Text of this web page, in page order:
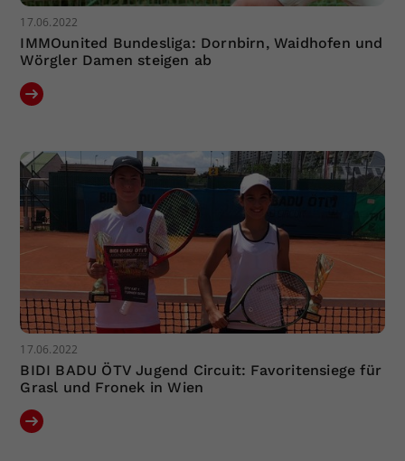
17.06.2022
IMMOunited Bundesliga: Dornbirn, Waidhofen und
Wörgler Damen steigen ab
17.06.2022
BIDI BADU ÖTV Jugend Circuit: Favoritensiege für
Grasl und Fronek in Wien